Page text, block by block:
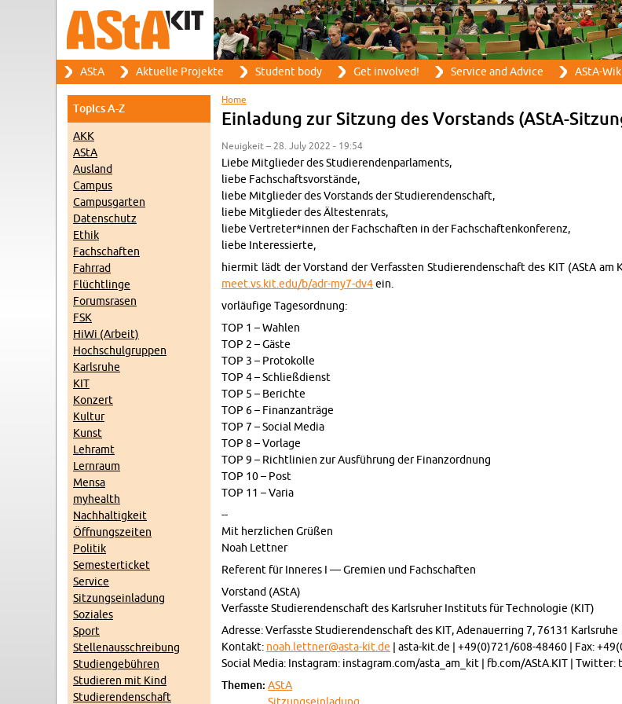
Skip to main
Search form
Search
Main menu
AStA Ak­tuelle Pro­jekte Stu­dent body Get in­volved! Ser­vice and Ad­vice AStA-
Top­ics A-Z
AKK
AStA
Aus­land
Cam­pus
Cam­pus­garten
Daten­schutz
Ethik
Fach­schaften
Fahrrad
Flüchtlinge
Fo­rum­srasen
FSK
HiWi (Ar­beit)
Hochschul­grup­pen
Karl­sruhe
KIT
Konz­ert
Kul­tur
Kunst
Lehramt
Lern­raum
Mensa
my­health
Nach­haltigkeit
Öff­nungszeiten
Poli­tik
Se­mes­terticket
Ser­vice
Sitzung­sein­ladung
Soziales
Sport
Stel­lenauss­chrei­bung
Stu­di­engebühren
Studieren mit Kind
Studieren­den­schaft
You are here
Home
Ein­ladung zur Sitzung des Vor­stands (AStA-
Neuigkeit – 28. July 2022 - 19:54
Liebe Mit­glieder des Studieren­den­par­la­ments,
liebe Fach­schaftsvorstände,
liebe Mit­glieder des Vor­stands der Studieren­den­schaft,
liebe Mit­glieder des Ältesten­rats,
liebe Vertreter*innen der Fach­schaften in der Fach­schaftenkon­ferenz,
liebe In­ter­essierte,
hi­er­mit lädt der Vor­stand der Ver­fassten Studieren­den­schaft des KIT (AStA
meet.​vs.​kit.​edu/​b/​adr-​my7-​dv4 ein.
vorläufige Tage­sor­d­nung:
TOP 1 – Wahlen
TOP 2 – Gäste
TOP 3 – Pro­tokolle
TOP 4 – Schließdi­enst
TOP 5 – Berichte
TOP 6 – Fi­nan­zanträge
TOP 7 – So­cial Media
TOP 8 – Vor­lage
TOP 9 – Richtlin­ien zur Ausführung der Fi­nan­zord­nung
TOP 10 – Post
TOP 11 – Varia
--
Mit her­zlichen Grüßen
Noah Let­tner
Ref­er­ent für In­neres I — Gremien und Fach­schaften
Vor­stand (AStA)
Ver­fasste Studieren­den­schaft des Karl­sruher In­sti­tuts für Tech­nolo­gie (KIT)
Adresse: Ver­fasste Studieren­den­schaft des KIT, Ade­nauer­ring 7, 76131 Karl­sruhe
Kon­takt: noah.​lettner@​asta-​kit.​de | asta-​kit.​de | +49(0)721/608-48460 | Fax:
So­cial Media: In­sta­gram: instagram.​com/​asta_​am_​kit | fb.​com/​AStA.​KIT |
The­men: AStA